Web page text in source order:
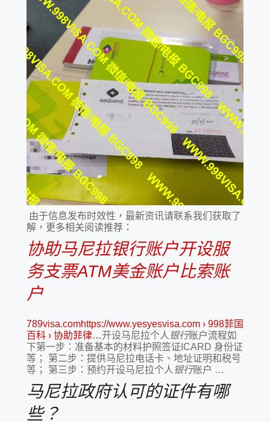
由于信息发布时效性，最新资讯请联系我们获取了
解，更多相关阅读推荐：
协助马尼拉银行账户开设服
务支票ATM美金账户比索账
户
789visa.comhttps://www.yesyesvisa.com › 998菲国
百科 › 协助菲律…开设马尼拉个人 银行账户流程如
下第一步：准备基本的材料护照签证ICARD 身份证
等； 第二步：提供马尼拉电话卡、地址证明和税号
等； 第三步：预约开设马尼拉个人 银行账户 …
马尼拉政府认可的证件有哪
些？